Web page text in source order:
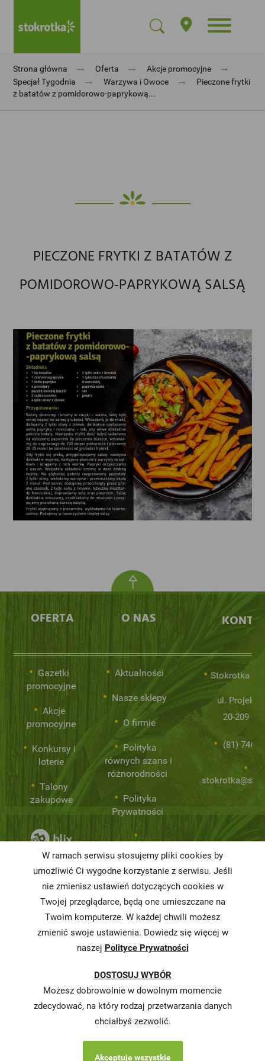
Strona główna → Oferta → Akcje promocyjne →
Specjał Tygodnia → Warzywa i Owoce →
Pieczone frytki
z batatów z pomidorowo-paprykową...
PIECZONE FRYTKI Z BATATÓW Z
POMIDOROWO-PAPRYKOWĄ SALSĄ
OFERTA
Gazetki
promocyjne
Akcje
promocyjne
Konkursy i
loterie
Talony
zakupowe
O NAS
Aktualności
Nasze sklepy
O firmie
Polityka
równych szans i
różnorodności
Polityka
Prywatności
żywności
Informacja o
realizowanej
strategii
podatkowej
Karty
Butelkomaty
Stokrotka
ul.
20-209
(81) 746
W ramach serwisu stosujemy pliki cookies by
umożliwić Ci wygodne korzystanie z serwisu. Jeśli
nie zmienisz ustawień dotyczących cookies w
Twojej przeglądarce, będą one umieszczane na
Twoim komputerze. W każdej chwili możesz
zmienić swoje ustawienia. Dowiedz się więcej w
naszej Polityce Prywatności
DOSTOSUJ WYBÓR
Możesz dobrowolnie w dowolnym momencie
zdecydować, na który rodzaj przetwarzania danych
chciałbyś zezwolić.
Akceptuje wszystkie